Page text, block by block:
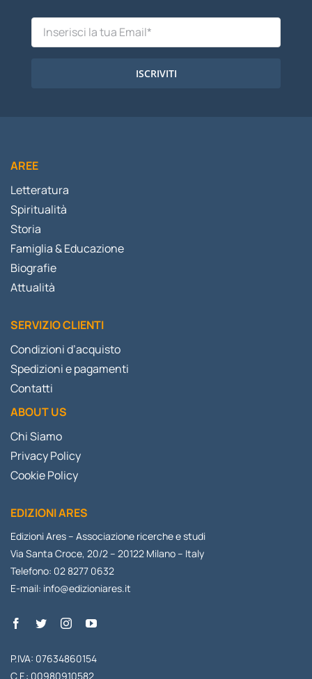
ISCRIVITI
AREE
Letteratura
Spiritualità
Storia
Famiglia & Educazione
Biografie
Attualità
SERVIZIO CLIENTI
Condizioni d’acquisto
Spedizioni e pagamenti
Contatti
ABOUT US
Chi Siamo
Privacy Policy
Cookie Policy
EDIZIONI ARES
Edizioni Ares – Associazione ricerche e studi
Via Santa Croce, 20/2 – 20122 Milano – Italy
Telefono: 02 8277 0632
E-mail: info@edizioniares.it
P.IVA: 07634860154
C.F.: 00980910582